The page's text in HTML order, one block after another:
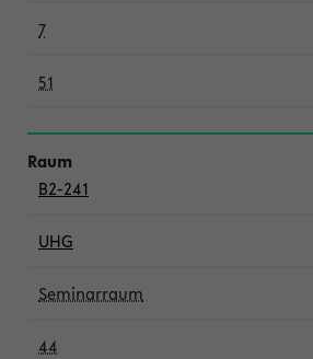
7
51
B2-241
UHG
Seminarraum
44